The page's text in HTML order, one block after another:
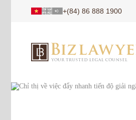
+(84) 86 888 1900